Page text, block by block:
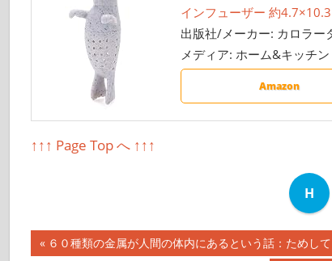
インフューザー 約
出版社/メーカー: カロラー
メディア: ホーム&キッチン
Amazon
↑↑↑ Page Top へ ↑↑↑
H
前
６０種類の金属が人間の体内にあるという話：ためし